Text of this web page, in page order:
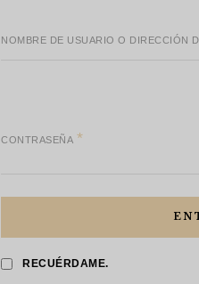
NOMBRE DE USUARIO O DIRECCIÓN
CONTRASEÑA *
RECUÉRDAME.